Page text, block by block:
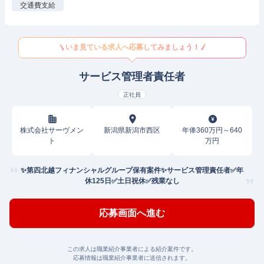
交通費支給
いま見ている求人へ応募してみましょう！
サービス管理者責任者
正社員
株式会社サーヴメン
ト
新潟県新潟市西区
年俸360万円～640
万円
✨️第四北越フィナンシャルグループ保有案件✨️サービス管理責任者✅️年
休125日✅️土日祝休✅️残業なし
応募画面へ進む
この求人は職業紹介事業者による紹介案件です。
応募情報は職業紹介事業者に送信されます。